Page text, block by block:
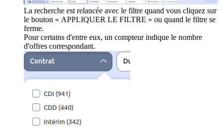
La recherche est relancée avec le filtre quand vous cliquez sur
le bouton « APPLIQUER LE FILTRE » ou quand le filtre se
ferme.
Pour certains d'entre eux, un compteur indique le nombre
d'offres correspondant.